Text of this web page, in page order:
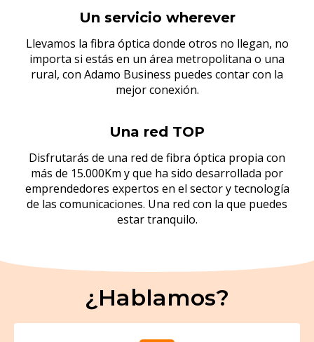
Un servicio wherever
Llevamos la fibra óptica donde otros no llegan, no
importa si estás en un área metropolitana o una
rural, con Adamo Business puedes contar con la
mejor conexión.
Una red TOP
Disfrutarás de una red de fibra óptica propia con
más de 15.000Km y que ha sido desarrollada por
emprendedores expertos en el sector y tecnología
de las comunicaciones. Una red con la que puedes
estar tranquilo.
¿Hablamos?